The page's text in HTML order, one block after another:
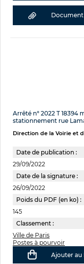
Arrêté n° 2022 T
stationnement rue
Direction de la Voirie et
Date de publication :
29/09/2022
Date de la signature :
26/09/2022
Poids du PDF (en ko) :
145
Classement :
Ville de Paris
Postes à pourvoir
Ajouter au